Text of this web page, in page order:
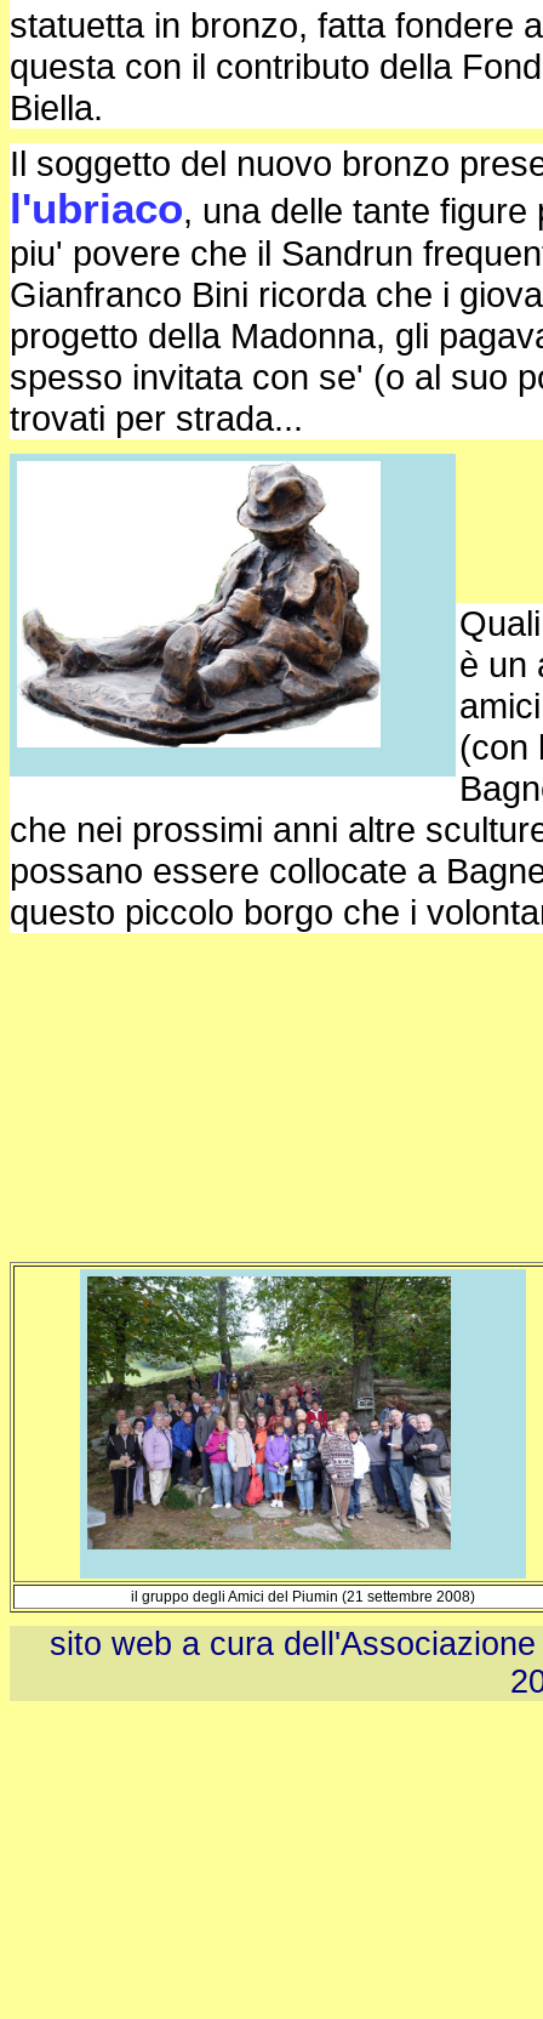
statuetta in bronzo, fatta fondere
questa con il contributo della
Biella.
Il soggetto del nuovo bronzo
l'ubriaco, una delle tante
piu' povere che il Sandrun
Gianfranco Bini ricorda che i
progetto della Madonna, gli
spesso invitata con se' (o al suo
trovati per strada...
è un
(con
che nei prossimi anni altre
possano essere collocate a
questo piccolo borgo che i
il gruppo degli Amici del Piumin (21 settembre 2008)
sito web a cura